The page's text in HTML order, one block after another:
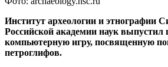
Институт археологии и этнографии
Российской академии наук выпустил
компьютерную игру, посвященную
петроглифов.